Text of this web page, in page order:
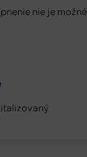
nie je možné